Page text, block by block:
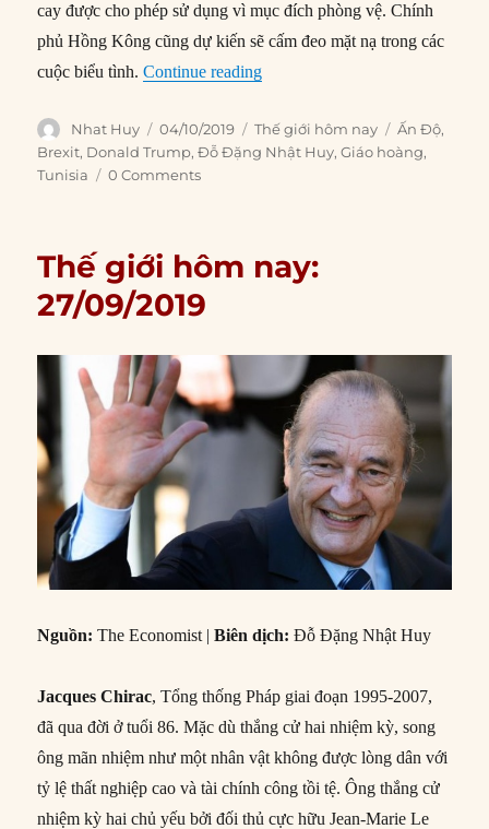
cay được cho phép sử dụng vì mục đích phòng vệ. Chính
phủ Hồng Kông cũng dự kiến sẽ cấm đeo mặt nạ trong các
cuộc biểu tình.Continue reading“Thế giới hôm nay: 04/10/2019”
Author
Nhat Huy
Posted
on
04/10/2019 Categories
Thế giới hôm nay Tags
Ấn Độ,
Brexit, Donald Trump,Đỗ Đặng Nhật Huy,Giáo hoàng,
Tunisia
0 Comments
Thế giới hôm nay:
27/09/2019
Nguồn: The Economist |Biên dịch: Đỗ Đặng Nhật Huy
Jacques Chirac, Tổng thống Pháp giai đoạn 1995-2007,
đã qua đời ở tuổi 86. Mặc dù thắng cử hai nhiệm kỳ, song
ông mãn nhiệm như một nhân vật không được lòng dân với
tỷ lệ thất nghiệp cao và tài chính công tồi tệ. Ông thắng cử
nhiệm kỳ hai chủ yếu bởi đối thủ cực hữu Jean-Marie Le